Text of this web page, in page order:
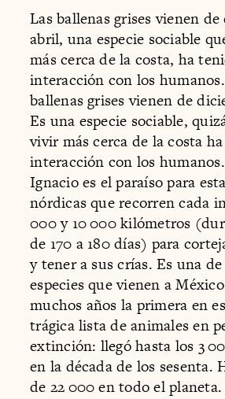
Las ballenas grises vienen
abril, una especie sociable
más cerca de la costa, ha
interacción con los
ballenas grises vienen de
Es una especie sociable,
vivir más cerca de la costa
interacción con los
Ignacio es el paraíso para
nórdicas que recorren cada
000 y 10 000 kilómetros
de 170 a 180 días) para
y tener a sus crías. Es una
especies que vienen a
muchos años la primera en
trágica lista de animales en
extinción: llegó hasta los 3
en la década de los sesenta.
de 22 000 en todo el planeta.